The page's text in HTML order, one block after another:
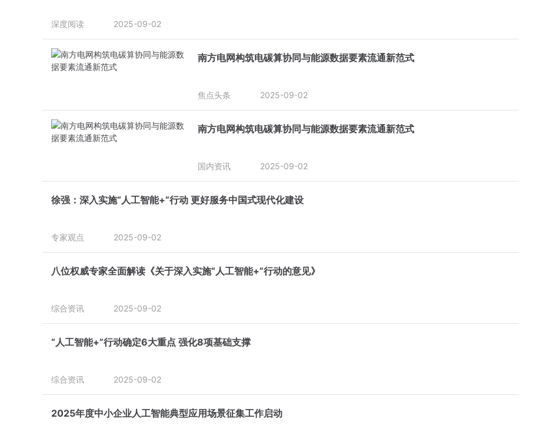
深度阅读 2025-09-02
南方电网构筑电碳算协同与能源数据要素流通新范式
焦点头条 2025-09-02
南方电网构筑电碳算协同与能源数据要素流通新范式
国内资讯 2025-09-02
徐强：深入实施“人工智能+”行动 更好服务中国式现代化建设
专家观点 2025-09-02
八位权威专家全面解读《关于深入实施“人工智能+”行动的意见》
综合资讯 2025-09-02
“人工智能+”行动确定6大重点 强化8项基础支撑
综合资讯 2025-09-02
2025年度中小企业人工智能典型应用场景征集工作启动